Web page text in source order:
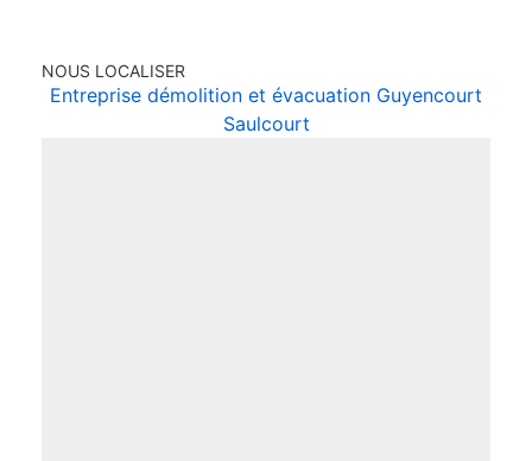
NOUS LOCALISER
Entreprise démolition et évacuation Guyencourt
Saulcourt